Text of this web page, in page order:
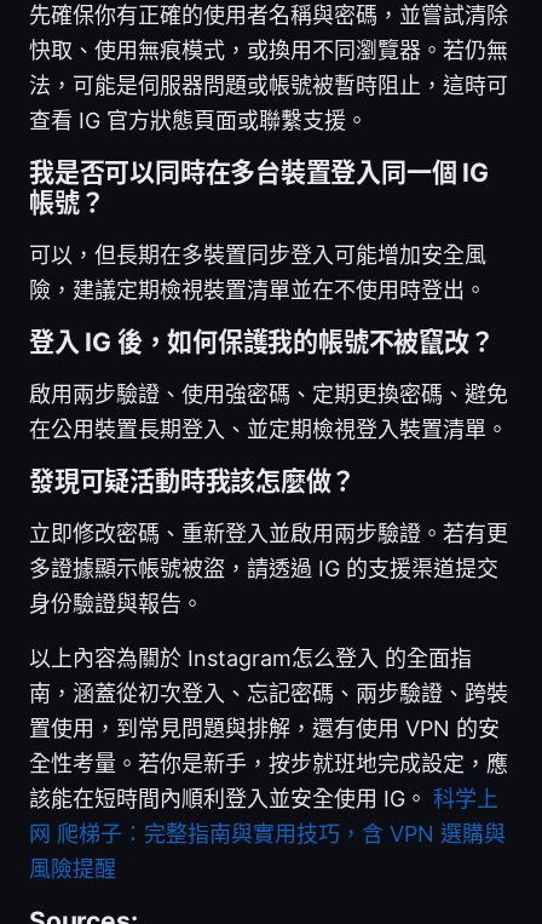
先確保你有正確的使用者名稱與密碼，並嘗試清除
快取、使用無痕模式，或換用不同瀏覽器。若仍無
法，可能是伺服器問題或帳號被暫時阻止，這時可
查看 IG 官方狀態頁面或聯繫支援。
我是否可以同時在多台裝置登入同一個 IG
帳號？
可以，但長期在多裝置同步登入可能增加安全風
險，建議定期檢視裝置清單並在不使用時登出。
登入 IG 後，如何保護我的帳號不被竄改？
啟用兩步驗證、使用強密碼、定期更換密碼、避免
在公用裝置長期登入、並定期檢視登入裝置清單。
發現可疑活動時我該怎麼做？
立即修改密碼、重新登入並啟用兩步驗證。若有更
多證據顯示帳號被盜，請透過 IG 的支援渠道提交
身份驗證與報告。
以上內容為關於 Instagram怎么登入 的全面指
南，涵蓋從初次登入、忘記密碼、兩步驗證、跨裝
置使用，到常見問題與排解，還有使用 VPN 的安
全性考量。若你是新手，按步就班地完成設定，應
該能在短時間內順利登入並安全使用 IG。 科学上
网 爬梯子：完整指南與實用技巧，含 VPN 選購與
風險提醒